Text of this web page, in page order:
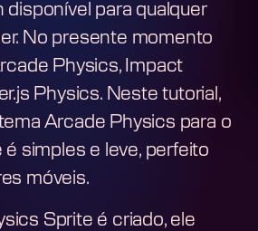
disponível para qualquer
No presente momento
Physics, Impact
Physics. Neste tutorial,
Arcade Physics para o
é simples e leve, perfeito
móveis.
Sprite é criado, ele